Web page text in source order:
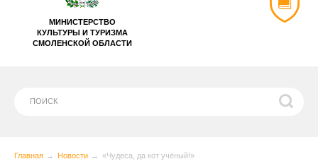
МИНИСТЕРСТВО
КУЛЬТУРЫ И ТУРИЗМА
СМОЛЕНСКОЙ ОБЛАСТИ
Главная Новости «Чудеса, да кот учёный!»